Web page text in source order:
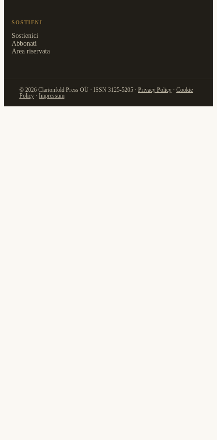
SOSTIENI
Sostienici
Abbonati
Area riservata
© 2026 Clarionfold Press OÜ · ISSN 3125-5205 · Privacy Policy · Cookie
Policy · Impressum